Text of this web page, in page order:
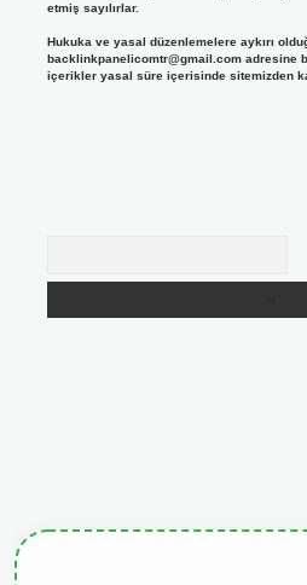
etmiş sayılırlar.
Hukuka ve yasal düzenlemelere aykırı
backlinkpanelicomtr@gmail.comadresine
içerikler yasal süre içerisinde sitemizden